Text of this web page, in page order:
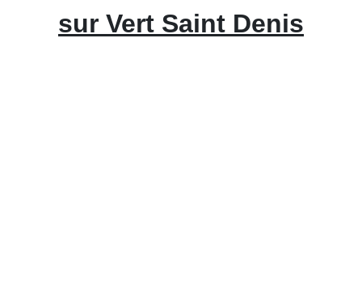
sur Vert Saint Denis